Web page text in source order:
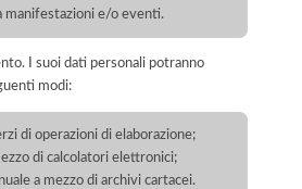
manifestazioni e/o eventi.
I suoi dati personali potranno
modi:
di operazioni di elaborazione;
di calcolatori elettronici;
a mezzo di archivi cartacei.